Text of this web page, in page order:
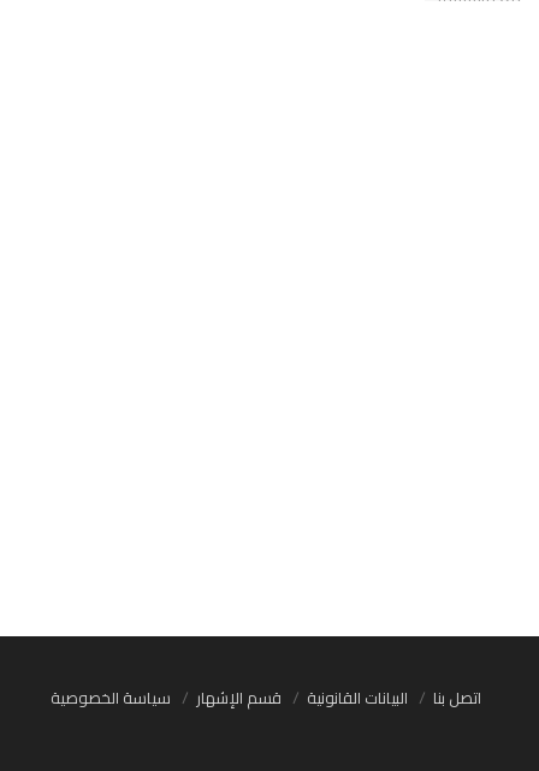
اتصل بنا البيانات القانونية قسم الإشهار سياسة الخصوصية